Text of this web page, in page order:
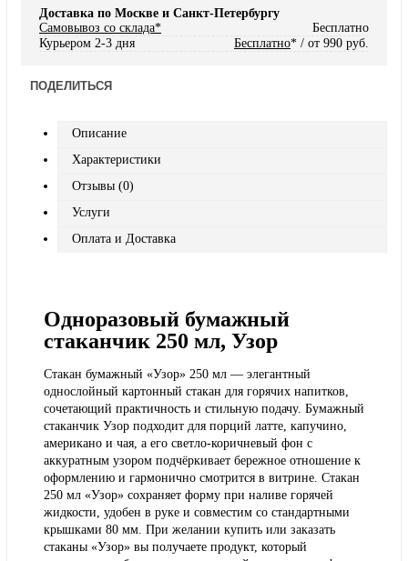
Доставка по Москве и Санкт-Петербургу
Самовывоз со склада*
Бесплатно
Курьером 2-3 дня
Бесплатно* / от 990 руб.
ПОДЕЛИТЬСЯ
Описание
Характеристики
Отзывы (0)
Услуги
Оплата и Доставка
Одноразовый бумажный
стаканчик 250 мл, Узор
Стакан бумажный «Узор» 250 мл — элегантный
однослойный картонный стакан для горячих напитков,
сочетающий практичность и стильную подачу. Бумажный
стаканчик Узор подходит для порций латте, капучино,
американо и чая, а его светло-коричневый фон с
аккуратным узором подчёркивает бережное отношение к
оформлению и гармонично смотрится в витрине. Стакан
250 мл «Узор» сохраняет форму при наливе горячей
жидкости, удобен в руке и совместим со стандартными
крышками 80 мм. При желании купить или заказать
стаканы «Узор» вы получаете продукт, который